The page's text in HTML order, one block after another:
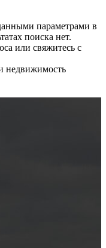
параметрами в
поиска нет.
или свяжитесь с
недвижимость